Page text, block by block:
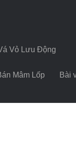
Vỏ Lưu Động
Mâm Lốp Bài